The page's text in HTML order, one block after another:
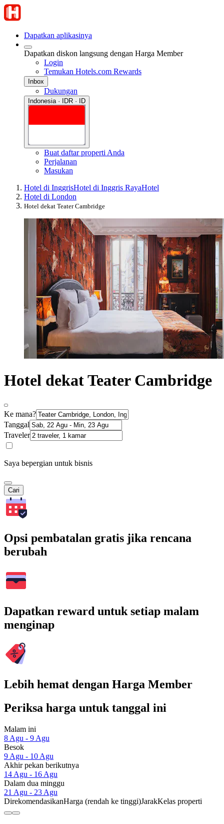
Dapatkan aplikasinya
Dapatkan diskon langsung dengan Harga Member
Login
Temukan Hotels.com Rewards
Inbox
Dukungan
Indonesia · IDR · ID
Buat daftar properti Anda
Perjalanan
Masukan
Hotel di InggrisHotel di Inggris RayaHotel
Hotel di London
Hotel dekat Teater Cambridge
Hotel dekat Teater Cambridge
Ke mana?
Tanggal
Traveler
Saya bepergian untuk bisnis
Cari
Opsi pembatalan gratis jika rencana
berubah
Dapatkan reward untuk setiap malam
menginap
Lebih hemat dengan Harga Member
Periksa harga untuk tanggal ini
Malam ini
8 Agu - 9 Agu
Besok
9 Agu - 10 Agu
Akhir pekan berikutnya
14 Agu - 16 Agu
Dalam dua minggu
21 Agu - 23 Agu
DirekomendasikanHarga (rendah ke tinggi)JarakKelas properti